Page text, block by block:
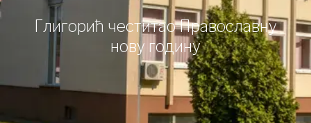
Глигорић честитао Православну
нову годину